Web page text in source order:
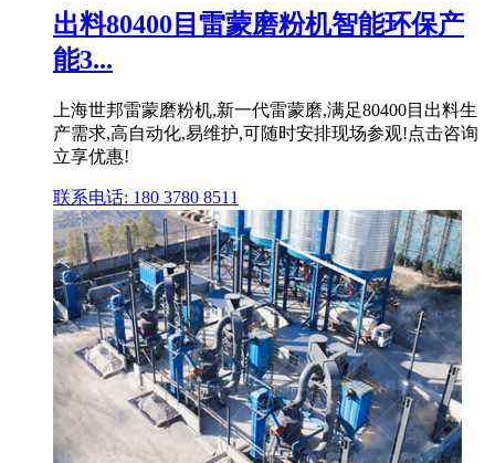
出料80400目雷蒙磨粉机智能环保产
能3...
上海世邦雷蒙磨粉机,新一代雷蒙磨,满足80400目出料生
产需求,高自动化,易维护,可随时安排现场参观!点击咨询
立享优惠!
联系电话: 180 3780 8511